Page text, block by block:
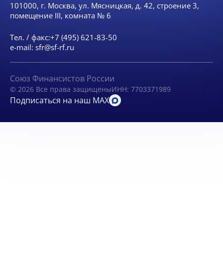
101000, г. Москва, ул. Мясницкая, д. 42, строение 3,
помещение III, комната № 6
Тел. / факс:+7 (495) 621-83-50
e-mail: sfr@sf-rf.ru
Союз Финансистов России
© 2026 Все права защищеныИНН: 7703371989
Подписаться на наш MAX